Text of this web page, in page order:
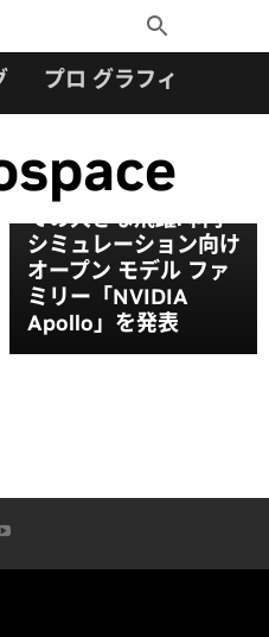
Toggle
Search
プロ グラフィックス
AI フィジックスにとっ
ての大きな飛躍: 科学
シミュレーション向け
オープン モデル ファ
ミリー「NVIDIA
Apollo」を発表